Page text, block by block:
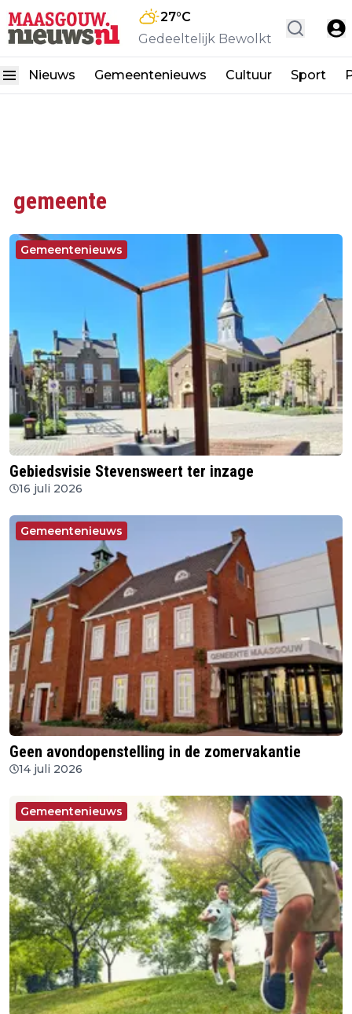
27°C
Gedeeltelijk Bewolkt
Nieuws Gemeentenieuws Cultuur Sport
gemeente
Gemeentenieuws
Gebiedsvisie Stevensweert ter inzage
16 juli 2026
Gemeentenieuws
Geen avondopenstelling in de zomervakantie
14 juli 2026
Gemeentenieuws